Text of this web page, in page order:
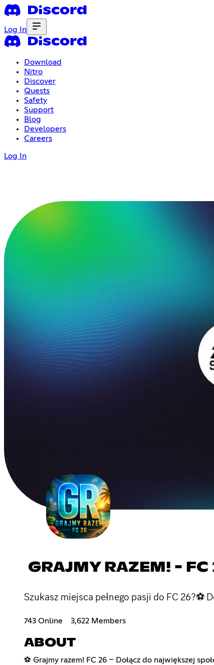
Log In
Download
Nitro
Discover
Quests
Safety
Support
Blog
Developers
Careers
Log In
GRAJMY RAZEM! -
Szukasz miejsca pełnego pasji do FC
743 Online 3,622 Members
ABOUT
⚽ Grajmy razem! FC 26 – Dołącz do największej